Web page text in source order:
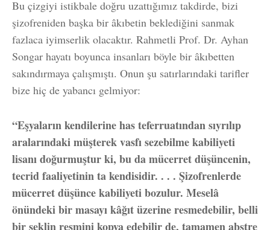
Bu çizgiyi istikbale doğru uzattığımız takdirde, bizi
şizofreniden başka bir âkıbetin beklediğini sanmak
fazlaca iyimserlik olacaktır. Rahmetli Prof. Dr. Ayhan
Songar hayatı boyunca insanları böyle bir âkıbetten
sakındırmaya çalışmıştı. Onun şu satırlarındaki tarifler
bize hiç de yabancı gelmiyor:
“Eşyaların kendilerine has teferruatından sıyrılıp
aralarındaki müşterek vasfı sezebilme kabiliyeti
lisanı doğurmuştur ki, bu da mücerret düşüncenin,
tecrid faaliyetinin ta kendisidir. . . . Şizofrenlerde
mücerret düşünce kabiliyeti bozulur. Meselâ
önündeki bir masayı kâğıt üzerine resmedebilir, belli
bir şeklin resmini kopya edebilir de, tamamen abstre